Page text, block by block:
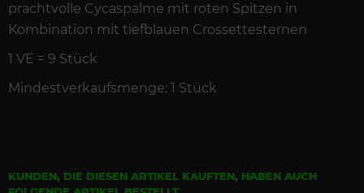
prachtvolle Cycaspalme mit roten Spitzen in
Kombination mit tiefblauen Crossettesternen
1 VE = 9 Stück
Mindestverkaufsmenge: 1 Stück
KUNDEN, DIE DIESEN ARTIKEL KAUFTEN, HABEN AUCH